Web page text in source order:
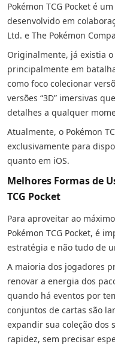
Pokémon TCG Pocket é
desenvolvido em
Ltd. e The Pokémon
Originalmente, já existia o
principalmente em
como foco colecionar
versões “3D” imersivas
detalhes a qualquer
Atualmente, o Pokémon
exclusivamente para
quanto em iOS.
Melhores Formas de
TCG Pocket
Para aproveitar ao
Pokémon TCG Pocket, é
estratégia e não tudo de
A maioria dos jogadores
renovar a energia dos
quando há eventos por
conjuntos de cartas são
expandir sua coleção dos
rapidez, sem precisar